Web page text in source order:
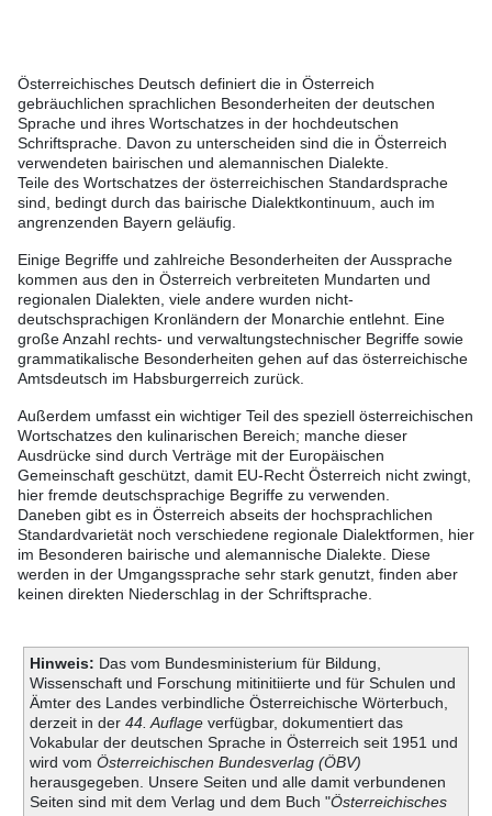
Österreichisches Deutsch definiert die in Österreich
gebräuchlichen sprachlichen Besonderheiten der deutschen
Sprache und ihres Wortschatzes in der hochdeutschen
Schriftsprache. Davon zu unterscheiden sind die in Österreich
verwendeten bairischen und alemannischen Dialekte.
Teile des Wortschatzes der österreichischen Standardsprache
sind, bedingt durch das bairische Dialektkontinuum, auch im
angrenzenden Bayern geläufig.
Einige Begriffe und zahlreiche Besonderheiten der Aussprache
kommen aus den in Österreich verbreiteten Mundarten und
regionalen Dialekten, viele andere wurden nicht-
deutschsprachigen Kronländern der Monarchie entlehnt. Eine
große Anzahl rechts- und verwaltungstechnischer Begriffe sowie
grammatikalische Besonderheiten gehen auf das österreichische
Amtsdeutsch im Habsburgerreich zurück.
Außerdem umfasst ein wichtiger Teil des speziell österreichischen
Wortschatzes den kulinarischen Bereich; manche dieser
Ausdrücke sind durch Verträge mit der Europäischen
Gemeinschaft geschützt, damit EU-Recht Österreich nicht zwingt,
hier fremde deutschsprachige Begriffe zu verwenden.
Daneben gibt es in Österreich abseits der hochsprachlichen
Standardvarietät noch verschiedene regionale Dialektformen, hier
im Besonderen bairische und alemannische Dialekte. Diese
werden in der Umgangssprache sehr stark genutzt, finden aber
keinen direkten Niederschlag in der Schriftsprache.
Hinweis: Das vom Bundesministerium für Bildung,
Wissenschaft und Forschung mitinitiierte und für Schulen und
Ämter des Landes verbindliche Österreichische Wörterbuch,
derzeit in der 44. Auflageverfügbar, dokumentiert das
Vokabular der deutschen Sprache in Österreich seit 1951 und
wird vom Österreichischen Bundesverlag (ÖBV)
herausgegeben. Unsere Seiten und alle damit verbundenen
Seiten sind mit dem Verlag und dem Buch "Österreichisches